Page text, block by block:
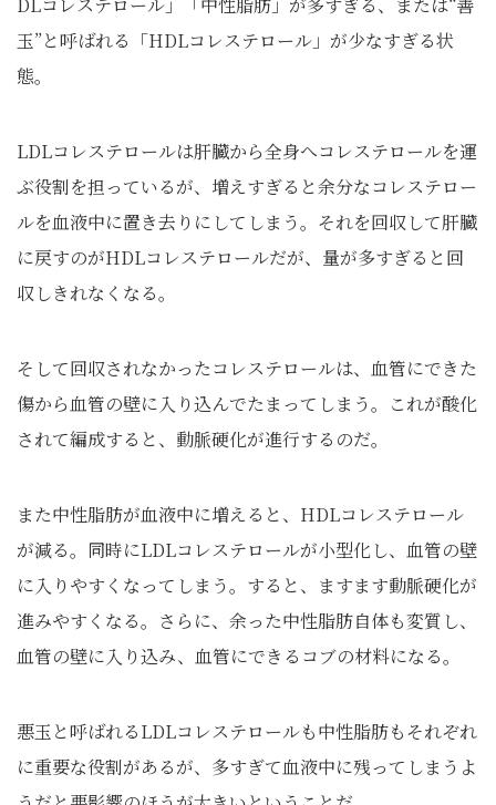
玉”と呼ばれる「HDLコレステロール」が少なすぎる状
態。
LDLコレステロールは肝臓から全身へコレステロールを運
ぶ役割を担っているが、増えすぎると余分なコレステロー
ルを血液中に置き去りにしてしまう。それを回収して肝臓
に戻すのがHDLコレステロールだが、量が多すぎると回
収しきれなくなる。
そして回収されなかったコレステロールは、血管にできた
傷から血管の壁に入り込んでたまってしまう。これが酸化
されて編成すると、動脈硬化が進行するのだ。
また中性脂肪が血液中に増えると、HDLコレステロール
が減る。同時にLDLコレステロールが小型化し、血管の壁
に入りやすくなってしまう。すると、ますます動脈硬化が
進みやすくなる。さらに、余った中性脂肪自体も変質し、
血管の壁に入り込み、血管にできるコブの材料になる。
悪玉と呼ばれるLDLコレステロールも中性脂肪もそれぞれ
に重要な役割があるが、多すぎて血液中に残ってしまうよ